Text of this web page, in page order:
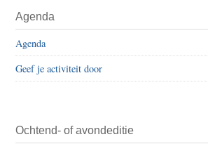
Agenda
Agenda
Geef je activiteit door
Ochtend- of avondeditie